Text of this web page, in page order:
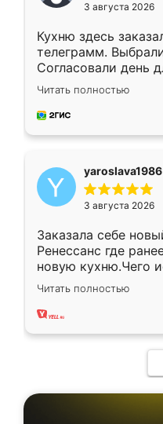
3 августа 2026
Кухню здесь
телеграмм.
Согласовали день
недели кухня была
довольны работой.
мебель за
Читать полностью
yaroslava1986
3 августа 2026
Заказала себе
Ренессанс где
новую кухню.Чего
вполне довольна.
два года, нареканий
Читать полностью